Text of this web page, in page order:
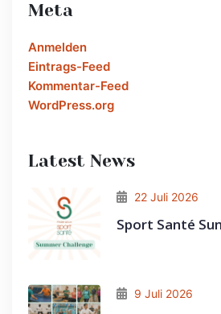
Meta
Anmelden
Eintrags-Feed
Kommentar-Feed
WordPress.org
Latest News
22 Juli 2026
Sport Santé
9 Juli 2026